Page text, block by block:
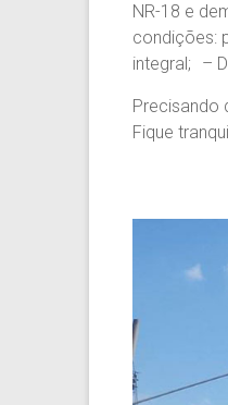
NR-18 e
condições:
integral; –
Precisando
Fique